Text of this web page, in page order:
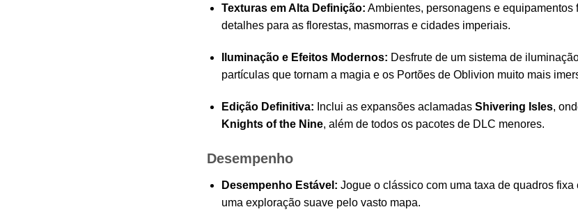
Texturas em Alta Definição: Ambientes, personagens e
detalhes para as florestas, masmorras e cidades imperiais.
Iluminação e Efeitos Modernos: Desfrute de um sistema de
partículas que tornam a magia e os Portões de Oblivion muito mais
Edição Definitiva: Inclui as expansões aclamadas Shivering Isles,
Knights of the Nine, além de todos os pacotes de DLC menores.
Desempenho
Desempenho Estável: Jogue o clássico com uma taxa de quadros fixa
uma exploração suave pelo vasto mapa.